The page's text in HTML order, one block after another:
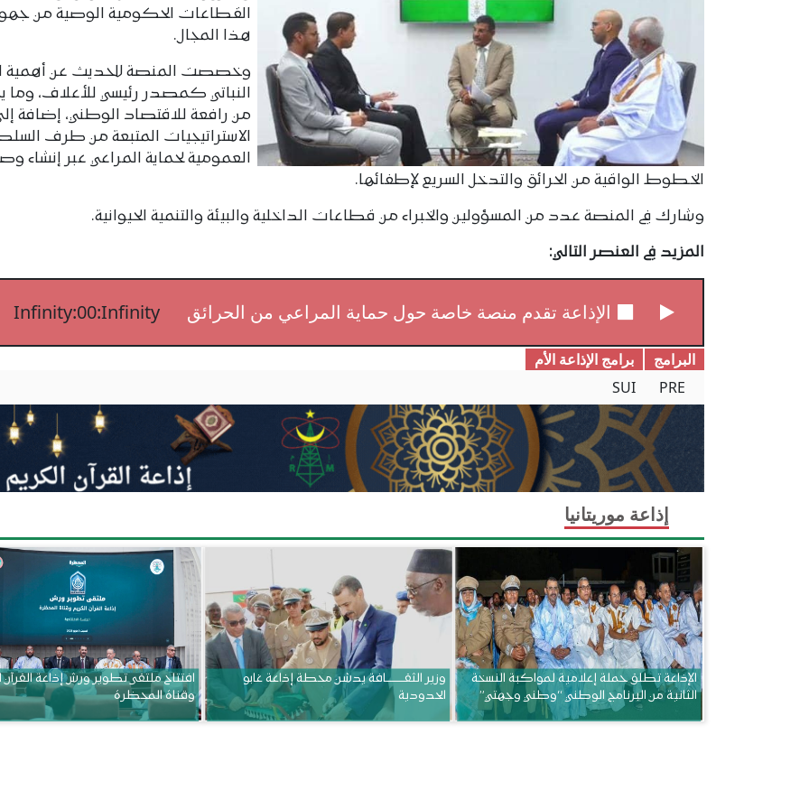
القطاعات الحكومية الوصية من
هذا المجال.
وخصصت المنصة للحديث عن أهمية
النباتي كمصدر رئيسي للأعلاف، وما
من رافعة للاقتصاد الوطني، إضافة
الاستراتيجيات المتبعة من طرف
العمومية لحماية المراعي عبر إنشاء
الخطوط الواقية من الحرائق والتدخل السريع لإطفائها.
وشارك في المنصة عدد من المسؤولين والخبراء من قطاعات الداخلية والبيئة والتنمية الحيوانية.
المزيد في العنصر التالي:
الإذاعة تقدم منصة خاصة حول حماية المراعي من الحرائق Infinity:00:Infinity
البرامج
برامج الإذاعة الأم
PRE
SUI
إذاعة موريتانيا
الإذاعة تطلق حملة إعلامية لمواكبة النسخة
الثانية من البرنامج الوطني “وطني وجهتي”
وزير الثقــــــــــافة يدشن محطة إذاعة غابو
الحدودية
افتتاح ملتقى تطوير ورش إذاعة
وقناة المحظرة